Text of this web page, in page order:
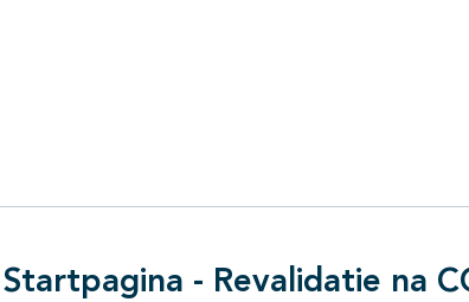
Startpagina - Revalidatie na